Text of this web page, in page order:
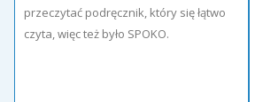
przeczytać podręcznik, który się łątwo
czyta, więc też było SPOKO.